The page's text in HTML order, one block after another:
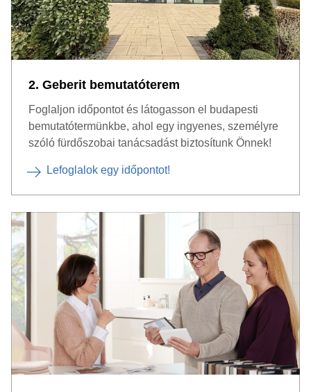
2. Geberit bemutatóterem
Foglaljon időpontot és látogasson el budapesti
bemutatótermünkbe, ahol egy ingyenes, személyre
szóló fürdőszobai tanácsadást biztosítunk Önnek!
Lefoglalok egy időpontot!